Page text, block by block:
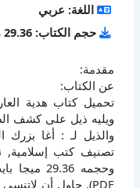
اللغة: عربي
حجم الكتاب: 29.36 ميجا بايت
مقدمة:
عن الكتاب:
تحميل كتاب هدية
ويليه ذيل على كشف
وحجمه